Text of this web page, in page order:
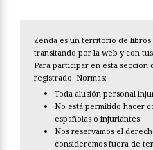
Zenda es un territorio de libros
transitando por la web y con
Para participar en esta sección
registrado. Normas:
Toda alusión personal
No está permitido hacer
españolas o injuriantes.
Nos reservamos el
consideremos fuera de